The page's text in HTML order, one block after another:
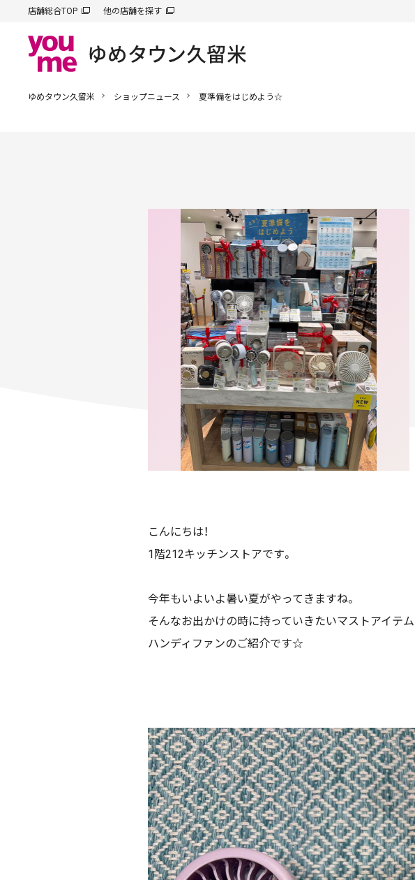
店舗総合TOP 他の店舗を探す
ゆめタウン久留米 ショップニュース 夏準備をはじめよう☆
こんにちは！
1階212キッチンストアです。
今年もいよいよ暑い夏がやってきますね。
そんなお出かけの時に持っていきたいマストアイテム
ハンディファンのご紹介です☆